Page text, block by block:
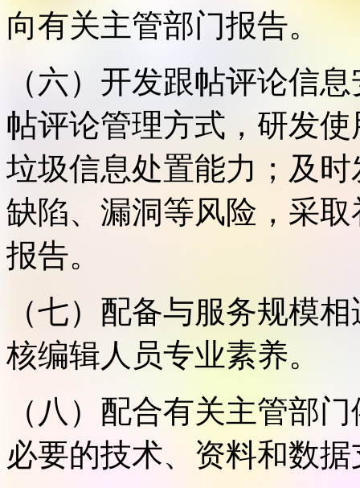
向有关主管部门报告。
（六）开发跟帖评论信
帖评论管理方式，研发
垃圾信息处置能力；及
缺陷、漏洞等风险，采
报告。
（七）配备与服务规模
核编辑人员专业素养。
（八）配合有关主管部
必要的技术、资料和数